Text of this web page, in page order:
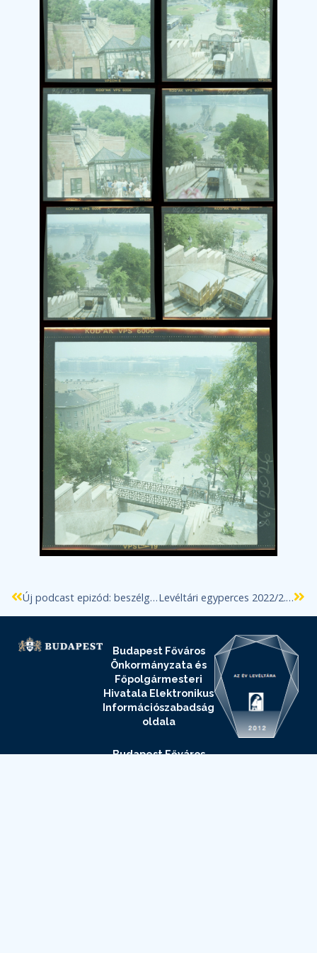
Új podcast epizód: beszélgetés Lukács Anikóval Levéltári egyperces 2022/2. A Teve utca neve
Budapest Főváros
Önkormányzata és
Főpolgármesteri
Hivatala Elektronikus
Információszabadság
oldala
Budapest Főváros